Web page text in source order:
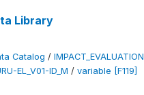
Library
Catalog / IMPACT_EVALUATION
EL_V01-ID_M / variable [F119]